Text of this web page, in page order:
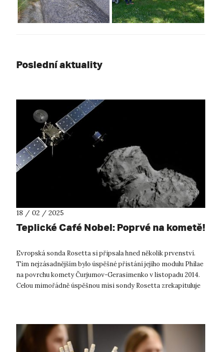
Poslední aktuality
18 / 02 / 2025
Teplické Café Nobel: Poprvé na kometě!
Evropská sonda Rosetta si připsala hned několik prvenství.
Tím nejzásadnějším bylo úspěšné přistání jejího modulu Philae
na povrchu komety Čurjumov-Gerasimenko v listopadu 2014.
Celou mimořádně úspěšnou misi sondy Rosetta zrekapituluje